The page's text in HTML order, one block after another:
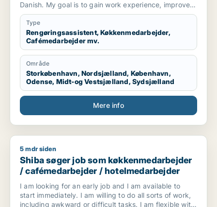
Danish. My goal is to gain work experience, improve
my skills, and become more independent. I am
hardworking, responsible, and willing to do all kinds of
tasks. I am available for all shifts and always ready to
learn new things. I want to grow both personally and
professionally while contributing positively to the
workplace.
Type
Rengøringsassistent, Køkkenmedarbejder,
Cafémedarbejder mv.
Område
Storkøbenhavn, Nordsjælland, København,
Odense, Midt-og Vestsjælland, Sydsjælland
Mere info
Shiba søger job som køkkenmedarbejder /
5 mdr siden
Shiba søger job som køkkenmedarbejder
/ cafémedarbejder / hotelmedarbejder
I am looking for an early job and I am available to
start immediately. I am willing to do all sorts of work,
including awkward or difficult tasks. I am flexible with